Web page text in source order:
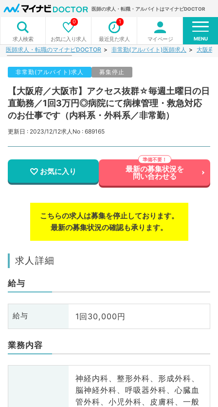
医師の求人・転職・アルバイトはマイナビDOCTOR
求人検索 お気に入り求人
0
最近見た求人
1
マイページ MENU
医師求人・転職のマイナビDOCTOR 非常勤(アルバイト)医師求人 大阪府
非常勤(アルバイト)求人 募集停止
【大阪府／大阪市】アクセス抜群☆毎週土曜日の日
直勤務／1回3万円◎病院にて病棟管理・救急対応
のお仕事です（内科系・外科系／非常勤）
更新日 : 2023/12/12求人No : 689165
お気に入り 最新の募集状況を
問い合わせる
こちらの求人は募集を停止しております。
最新の募集状況の確認も承ります。
求人詳細
給与
給与 1回30,000円
業務内容
神経内科、整形外科、形成外科、
脳神経外科、呼吸器外科、心臓血
管外科、小児外科、皮膚科、一般